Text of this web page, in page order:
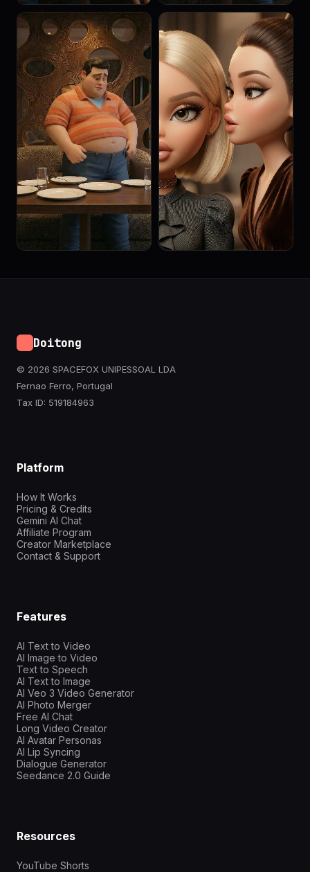
Doitong
© 2026 SPACEFOX UNIPESSOAL LDA
Fernao Ferro, Portugal
Tax ID: 519184963
Platform
How It Works
Pricing & Credits
Gemini AI Chat
Affiliate Program
Creator Marketplace
Contact & Support
Features
AI Text to Video
AI Image to Video
Text to Speech
AI Text to Image
AI Veo 3 Video Generator
AI Photo Merger
Free AI Chat
Long Video Creator
AI Avatar Personas
AI Lip Syncing
Dialogue Generator
Seedance 2.0 Guide
Resources
YouTube Shorts